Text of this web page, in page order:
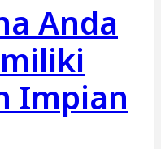
Anda
Impian